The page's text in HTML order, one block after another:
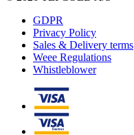
GDPR
Privacy Policy
Sales & Delivery terms
Weee Regulations
Whistleblower